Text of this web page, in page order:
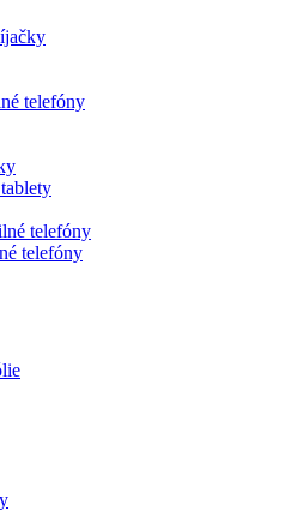
telefóny
telefóny
telefóny